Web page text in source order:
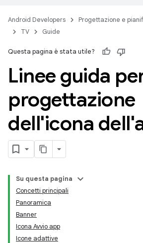
Android Developers Progettazione e
TV
Guide
Questa pagina è stata utile?
Linee guida
progettazione
dell'icona
Su questa pagina
Concetti principali
Panoramica
Banner
Icona Avvio app
Icone adattive